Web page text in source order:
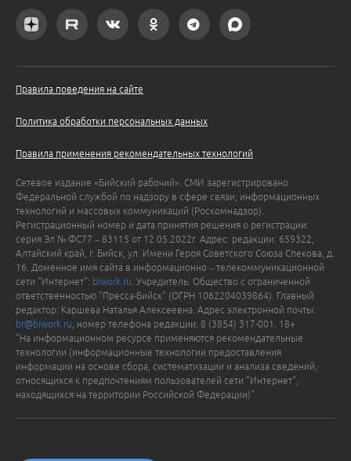
Правила поведения на сайте
Политика обработки персональных данных
Правила применения рекомендательных технологий
Сетевое издание «Бийский рабочий». СМИ зарегистрировано
Федеральной службой по надзору в сфере связи, информационных
технологий и массовых коммуникаций (Роскомнадзор).
Регистрационный номер и дата принятия решения о регистрации:
серия Эл № ФС77 – 83115 от 12.05.2022г. Адрес: редакции: 659322,
Алтайский край, г. Бийск, ул. Имени Героя Советского Союза Спекова, д.
16. Доменное имя сайта в информационно – телекоммуникационной
сети "Интернет": biwork.ru . Учредитель: Общество с ограниченной
ответственностью "Пресса-Бийск" (ОГРН 1062204039864). Главный
редактор: Каршева Наталья Алексеевна. Адрес электронной почты:
br@biwork.ru , номер телефона редакции: 8 (3854) 317-001. 18+
"На информационном ресурсе применяются рекомендательные
технологии (информационные технологии предоставления
информации на основе сбора, систематизации и анализа сведений,
относящихся к предпочтениям пользователей сети "Интернет",
находящихся на территории Российской Федерации)".